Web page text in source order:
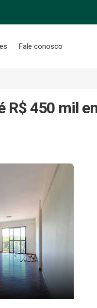
Fale conosco
R$ 450 mil